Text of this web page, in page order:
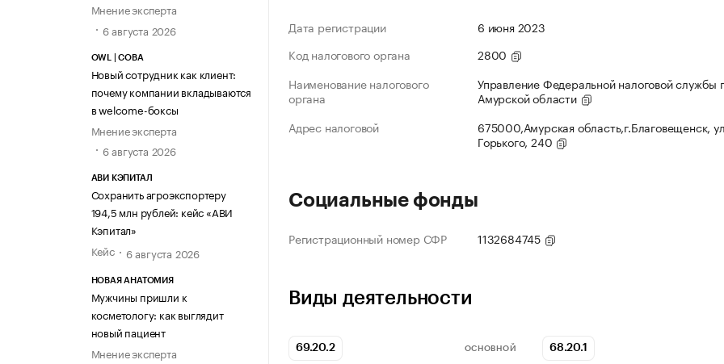
Мнение эксперта
6 августа 2026
OWL | СОВА
Новый сотрудник как клиент:
почему компании вкладываются
в welcome-боксы
Мнение эксперта
6 августа 2026
АВИ КЭПИТАЛ
Сохранить агроэкспортеру
194,5 млн рублей: кейс «АВИ
Кэпитал»
Кейс
6 августа 2026
НОВАЯ АНАТОМИЯ
Мужчины пришли к
косметологу: как выглядит
новый пациент
Мнение эксперта
Дата регистрации
6 июня 2023
Код налогового органа
2800
Наименование налогового
органа
Управление Федеральной налоговой службы
Амурской области
Адрес налоговой
675000,Амурская область,г.Благовещенск,
Горького, 240
Социальные фонды
Регистрационный номер СФР 1132684745
Виды деятельности
69.20.2 ОСНОВНОЙ 68.20.1